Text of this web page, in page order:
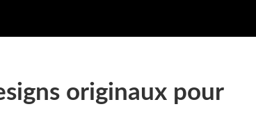
originaux pour